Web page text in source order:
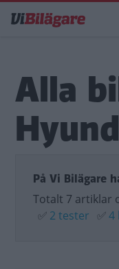
till
Alla
På Vi Bilägare
Totalt 7 artiklar
✅ 2 tester ✅4